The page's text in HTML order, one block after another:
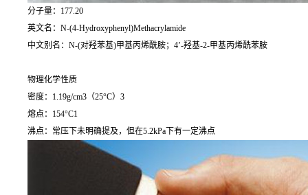
分子量：177.20
英文名：N-(4-Hydroxyphenyl)Methacrylamide
中文别名：N-(对羟苯基)甲基丙烯酰胺；4’-羟基-2-甲基丙烯酰苯胺
物理化学性质
密度：1.19g/cm3（25°C）3
熔点：154°C1
沸点：常压下未明确提及，但在5.2kPa下有一定沸点